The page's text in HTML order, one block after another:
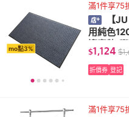
mo點3%
滿1件享75
【
用純色
$1,124 $
折價券 登記
滿1件享75